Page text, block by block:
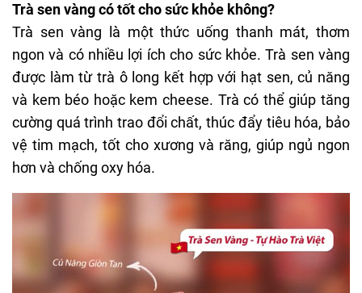
Trà sen vàng có tốt cho sức khỏe không?
Trà sen vàng là một thức uống thanh mát, thơm
ngon và có nhiều lợi ích cho sức khỏe. Trà sen vàng
được làm từ trà ô long kết hợp với hạt sen, củ năng
và kem béo hoặc kem cheese. Trà có thể giúp tăng
cường quá trình trao đổi chất, thúc đẩy tiêu hóa, bảo
vệ tim mạch, tốt cho xương và răng, giúp ngủ ngon
hơn và chống oxy hóa.